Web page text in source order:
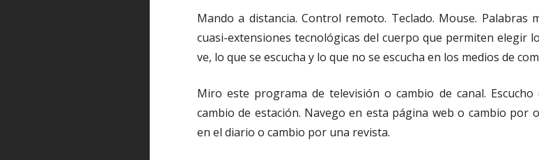
Mando a distancia. Control remoto. Teclado. Mouse. Palabras
cuasi-extensiones tecnológicas del cuerpo que permiten elegir
ve, lo que se escucha y lo que no se escucha en los medios de
Miro este programa de televisión o cambio de canal.
cambio de estación. Navego en esta página web o cambio por
en el diario o cambio por una revista.